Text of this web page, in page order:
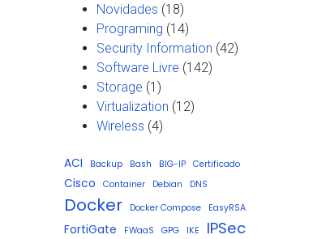
Novidades (18)
Programing (14)
Security Information (42)
Software Livre (142)
Storage (1)
Virtualization (12)
Wireless (4)
ACI Backup Bash BIG-IP Certificado
Cisco Container Debian DNS
Docker Docker Compose EasyRSA
FortiGate FWaaS GPG IKE IPSec